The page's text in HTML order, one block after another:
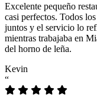
Excelente pequeño
casi perfectos. Todos
juntos y el servicio lo
mientras trabajaba en
del horno de leña.
Kevin
“